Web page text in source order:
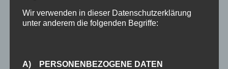
Urlaub in Oberstdorf
Anreise Oberstdorf
Anfrage
Wir verwenden in dieser Datenschutzerklärung
unter anderem die folgenden Begriffe:
A) PERSONENBEZOGENE DATEN